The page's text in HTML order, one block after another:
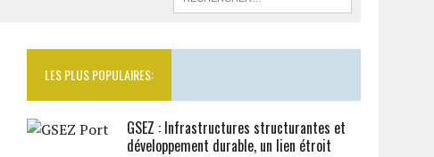
LES PLUS POPULAIRES:
GSEZ : Infrastructures structurantes et
développement durable, un lien étroit